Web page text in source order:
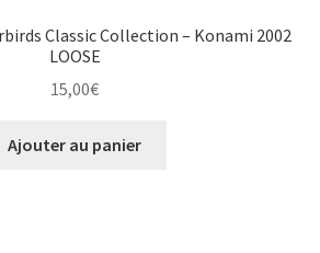
Classic Collection – Konami 2002
LOOSE
15,00€
Ajouter au panier